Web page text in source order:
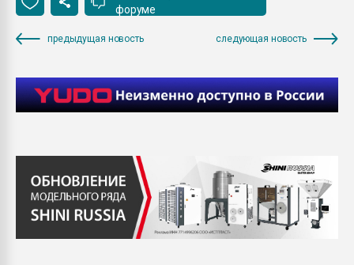
форуме
предыдущая новость следующая новость